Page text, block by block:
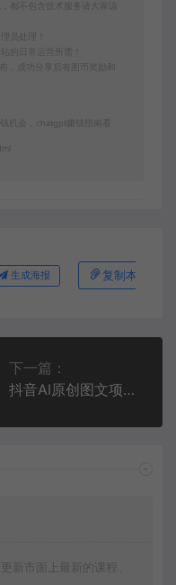
都不包含技术服务请大家谅
员处理！
的日常运营所需！
，成功分享后有图币奖励和
机会，chatgpt赚钱指南看
生成海报 复制本文链接
下一篇：
抖音AI原创图文项目，每天10分钟，日賺500+
新市面上最新的课程、